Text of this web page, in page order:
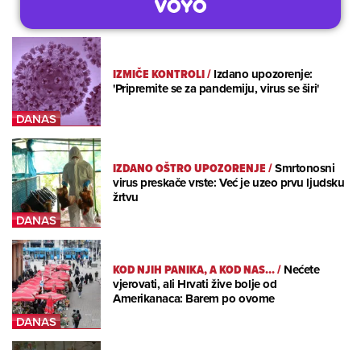
IZMIČE KONTROLI/Izdano upozorenje:
'Pripremite se za pandemiju, virus se širi'
IZDANO OŠTRO UPOZORENJE/Smrtonosni
virus preskače vrste: Već je uzeo prvu ljudsku
žrtvu
KOD NJIH PANIKA, A KOD NAS.../Nećete
vjerovati, ali Hrvati žive bolje od
Amerikanaca: Barem po ovome